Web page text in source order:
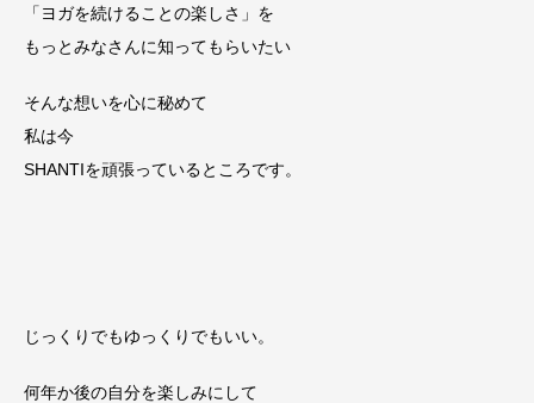
「ヨガを続けることの楽しさ」を
もっとみなさんに知ってもらいたい
そんな想いを心に秘めて
私は今
SHANTIを頑張っているところです。
じっくりでもゆっくりでもいい。
何年か後の自分を楽しみにして